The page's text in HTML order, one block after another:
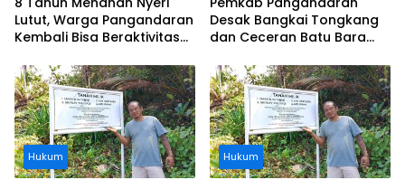
Lutut, Warga Pangandaran
Kembali Bisa Beraktivitas
Ditanggung BPJS
Desak Bangkai Tongkang
dan Ceceran Batu Bara
Buruknya Koordinasi
Perusahaan
Hukum Hukum